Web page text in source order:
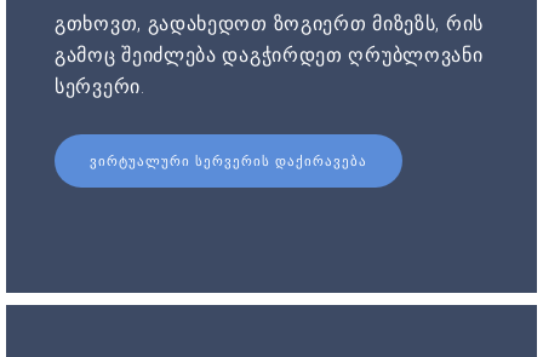
გთხოვთ, გადახედოთ ზოგიერთ მიზეზს, რის
გამოც შეიძლება დაგჭირდეთ ღრუბლოვანი
სერვერი.
ᲕᲘᲠᲢᲣᲐᲚᲣᲠᲘ ᲡᲔᲠᲕᲔᲠᲘᲡ ᲓᲐᲥᲘᲠᲐᲕᲔᲑᲐ